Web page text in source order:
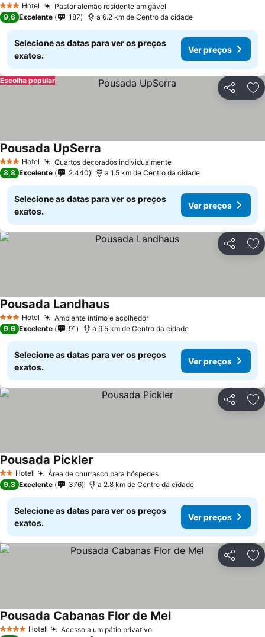
3 EstrelasHotel Pastor alemão residente amigável
9,6 Excelente 187 a 6.2 km de Centro da cidade
Selecione as datas para ver os preços
exatos.
Ver preços
Partilhar
Escolha popular
3 EstrelasHotel Quartos decorados individualmente
Pousada UpSerra
8,8 Excelente 2.440 a 1.5 km de Centro da cidade
Selecione as datas para ver os preços
exatos.
Ver preços
Partilhar
3 EstrelasHotel Ambiente íntimo e acolhedor
Pousada Landhaus
9,6 Excelente 91 a 9.5 km de Centro da cidade
Selecione as datas para ver os preços
exatos.
Ver preços
Partilhar
2 Estrelas
Hotel Área de churrasco para hóspedes
Pousada Pickler
9,3 Excelente 376 a 2.8 km de Centro da cidade
Selecione as datas para ver os preços
exatos.
Ver preços
Partilhar
4 EstrelasHotel Acesso a um pátio privativo
Pousada Cabanas Flor de Mel